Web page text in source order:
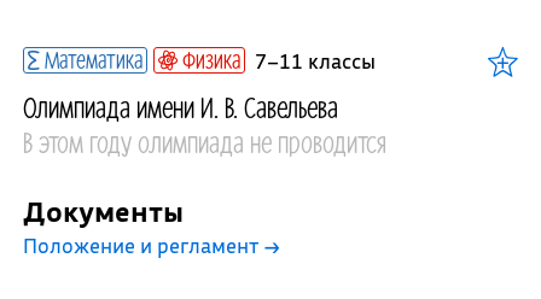
Математика Физика 7–11 классы
Олимпиада имени И. В. Савельева
В этом году олимпиада не проводится
Документы
Положение и регламент →